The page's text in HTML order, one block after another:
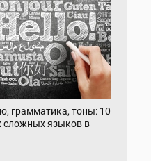
грамматика, тоны: 10
сложных языков в